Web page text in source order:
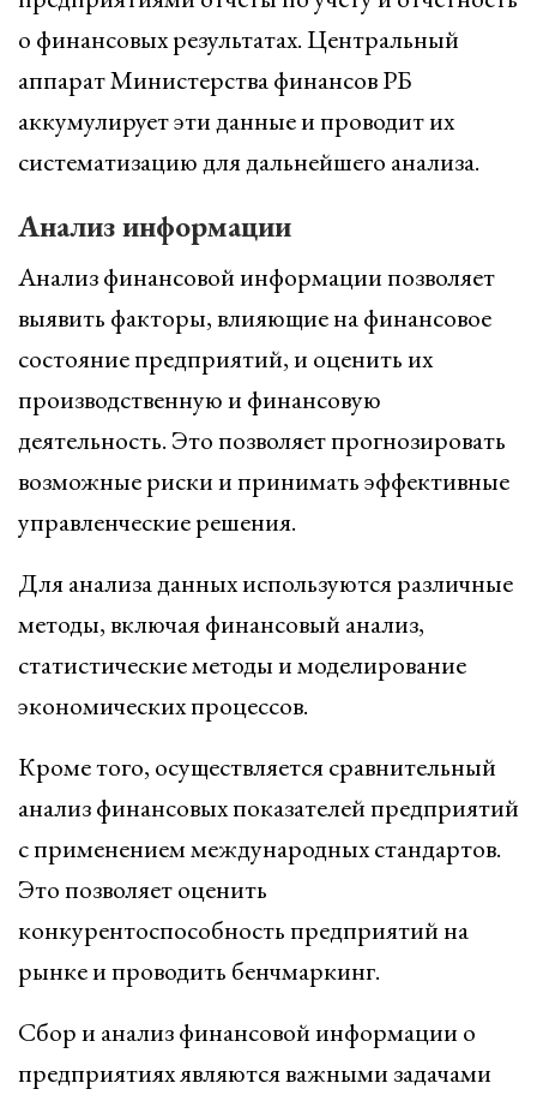
о финансовых результатах. Центральный
аппарат Министерства финансов РБ
аккумулирует эти данные и проводит их
систематизацию для дальнейшего анализа.
Анализ информации
Анализ финансовой информации позволяет
выявить факторы, влияющие на финансовое
состояние предприятий, и оценить их
производственную и финансовую
деятельность. Это позволяет прогнозировать
возможные риски и принимать эффективные
управленческие решения.
Для анализа данных используются различные
методы, включая финансовый анализ,
статистические методы и моделирование
экономических процессов.
Кроме того, осуществляется сравнительный
анализ финансовых показателей предприятий
с применением международных стандартов.
Это позволяет оценить
конкурентоспособность предприятий на
рынке и проводить бенчмаркинг.
Сбор и анализ финансовой информации о
предприятиях являются важными задачами